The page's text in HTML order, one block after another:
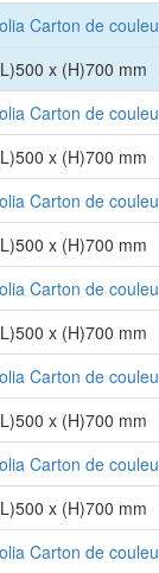
Carton de
x (H)700 mm
Carton de
x (H)700 mm
Carton de
x (H)700 mm
Carton de
x (H)700 mm
Carton de
x (H)700 mm
Carton de
x (H)700 mm
Carton de